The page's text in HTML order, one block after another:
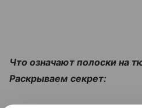
Что означают полоски на
Раскрываем секрет: